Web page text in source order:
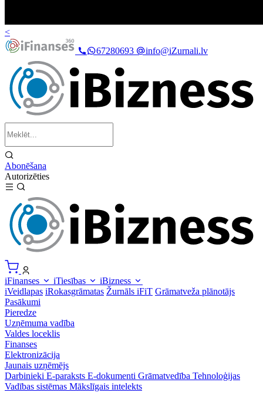
<
67280693
info@iZurnali.lv
Abonēšana
Autorizēties
iFinanses iTiesības
iBizness
iVeidlapas iRokasgrāmatas Žurnāls iFiT Grāmatveža plānotājs
Pasākumi
Pieredze
Uzņēmuma vadība
Valdes loceklis
Finanses
Elektronizācija
Jaunais uzņēmējs
Darbinieki E-paraksts E-dokumenti Grāmatvedība Tehnoloģijas
Vadības sistēmas Mākslīgais intelekts